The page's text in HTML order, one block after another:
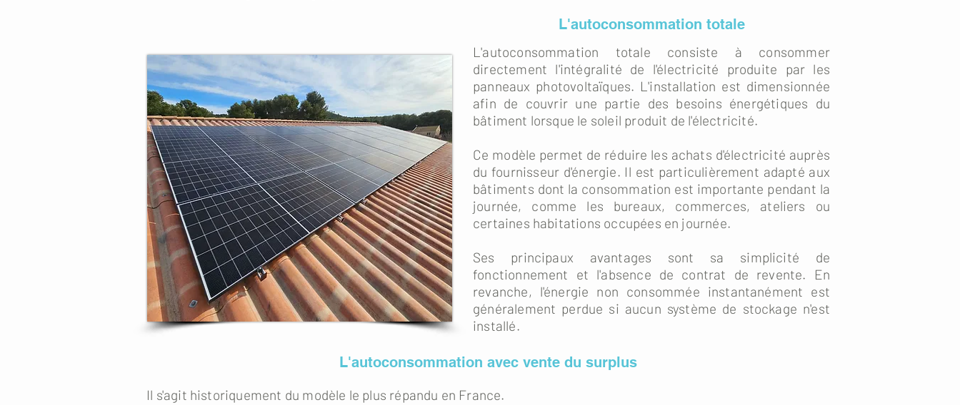
L'autoconsommation totale
L'autoconsommation totale consiste à consommer
directement l'intégralité de l'électricité produite par les
panneaux photovoltaïques. L'installation est dimensionnée
afin de couvrir une partie des besoins énergétiques du
bâtiment lorsque le soleil produit de l'électricité.
Ce modèle permet de réduire les achats d'électricité auprès
du fournisseur d'énergie. Il est particulièrement adapté aux
bâtiments dont la consommation est importante pendant la
journée, comme les bureaux, commerces, ateliers ou
certaines habitations occupées en journée.
Ses principaux avantages sont sa simplicité de
fonctionnement et l'absence de contrat de revente. En
revanche, l'énergie non consommée instantanément est
généralement perdue si aucun système de stockage n'est
installé.
L'autoconsommation avec vente du surplus
Il s'agit historiquement du modèle le plus répandu en France.